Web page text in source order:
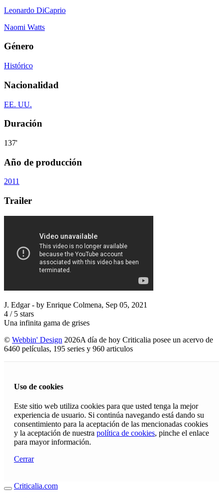
Leonardo DiCaprio
Naomi Watts
Género
Histórico
Nacionalidad
EE. UU.
Duración
137'
Año de producción
2011
Trailer
J. Edgar- by Enrique Colmena, Sep 05, 2021
4 / 5 stars
Una infinita gama de grises
© Webbin' Design 2026A día de hoy Criticalia posee un acervo de
6460 películas, 195 series y 960 articulos
Uso de cookies
Este sitio web utiliza cookies para que usted tenga la mejor
experiencia de usuario. Si continúa navegando está dando su
consentimiento para la aceptación de las mencionadas cookies
y la aceptación de nuestra política de cookies, pinche el enlace
para mayor información.
Cerrar
Criticalia.com